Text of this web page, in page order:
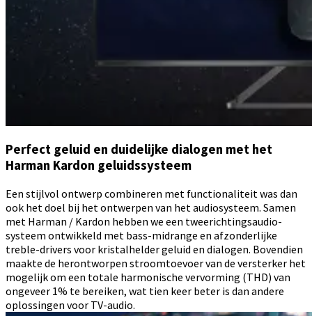
Perfect geluid en duidelijke dialogen met het
Harman Kardon geluidssysteem
Een stijlvol ontwerp combineren met functionaliteit was dan
ook het doel bij het ontwerpen van het audiosysteem. Samen
met Harman / Kardon hebben we een tweerichtingsaudio-
systeem ontwikkeld met bass-midrange en afzonderlijke
treble-drivers voor kristalhelder geluid en dialogen. Bovendien
maakte de herontworpen stroomtoevoer van de versterker het
mogelijk om een totale harmonische vervorming (THD) van
ongeveer 1% te bereiken, wat tien keer beter is dan andere
oplossingen voor TV-audio.